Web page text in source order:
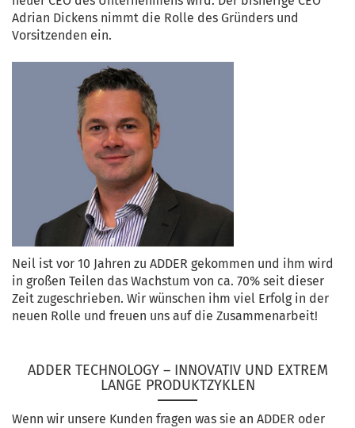
Adrian Dickens nimmt die Rolle des Gründers und
Vorsitzenden ein.
Neil ist vor 10 Jahren zu ADDER gekommen und ihm wird
in großen Teilen das Wachstum von ca. 70% seit dieser
Zeit zugeschrieben. Wir wünschen ihm viel Erfolg in der
neuen Rolle und freuen uns auf die Zusammenarbeit!
ADDER TECHNOLOGY – INNOVATIV UND EXTREM
LANGE PRODUKTZYKLEN
Wenn wir unsere Kunden fragen was sie an ADDER oder